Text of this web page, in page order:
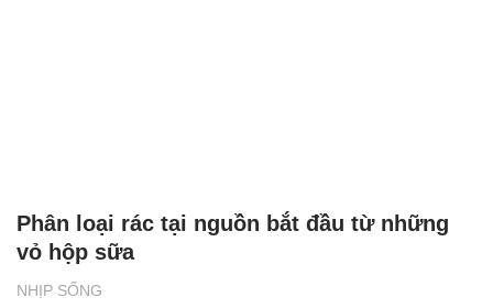
NHỊP SỐNG
Phân loại rác tại nguồn bắt đầu từ những
vỏ hộp sữa